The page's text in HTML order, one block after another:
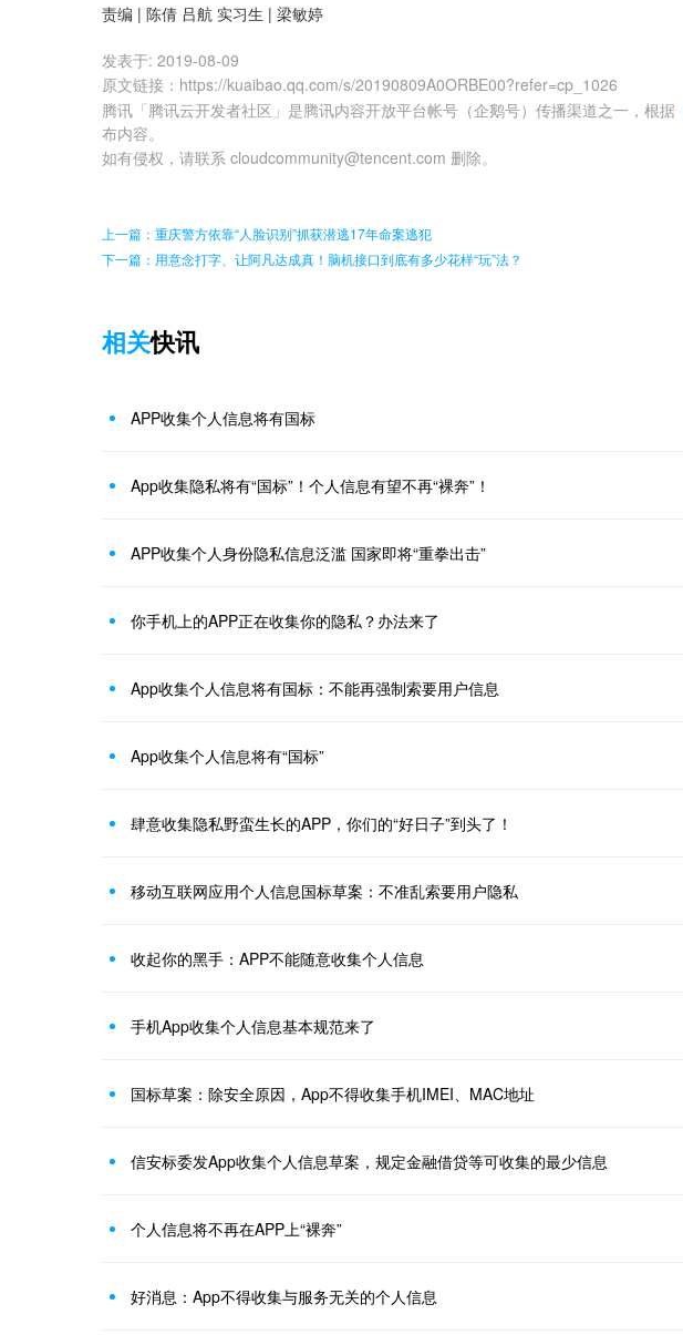
责编 | 陈倩 吕航 实习生 | 梁敏婷
发表于: 2019-08-09
原文链接 ： https://kuaibao.qq.com/s/20190809A0ORBE00?refer=cp_1026
腾讯「腾讯云开发者社区」是腾讯内容开放平台帐号（企鹅号）传播渠道之一，根据
布内容。
如有侵权，请联系 cloudcommunity@tencent.com 删除。
上一篇：重庆警方依靠“人脸识别”抓获潜逃17年命案逃犯
下一篇：用意念打字、让阿凡达成真！脑机接口到底有多少花样“玩”法？
相关快讯
APP收集个人信息将有国标
App收集隐私将有“国标”！个人信息有望不再“裸奔”！
APP收集个人身份隐私信息泛滥 国家即将“重拳出击”
你手机上的APP正在收集你的隐私？办法来了
App收集个人信息将有国标：不能再强制索要用户信息
App收集个人信息将有“国标”
肆意收集隐私野蛮生长的APP，你们的“好日子”到头了！
移动互联网应用个人信息国标草案：不准乱索要用户隐私
收起你的黑手：APP不能随意收集个人信息
手机App收集个人信息基本规范来了
国标草案：除安全原因，App不得收集手机IMEI、MAC地址
信安标委发App收集个人信息草案，规定金融借贷等可收集的最少信息
个人信息将不再在APP上“裸奔”
好消息：App不得收集与服务无关的个人信息